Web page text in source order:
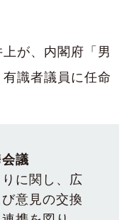
が、内閣府「男
識者議員に任命
議
に関し、広
意見の交換